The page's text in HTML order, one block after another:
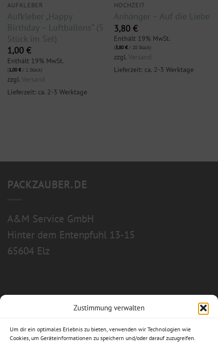
Zustimmung verwalten
Um dir ein optimales Erlebnis zu bieten, verwenden wir Technologien wie
Cookies, um Geräteinformationen zu speichern und/oder darauf zuzugreifen.
AUFKLEBER
Aufkleber „Happy
Birthday – Luftballons“ (5
Stück im Set)
1,00 €
Enthält 19% MwSt.
(1,00€/ 1 Stück)
zzgl. Versand
Lieferzeit: ca. 2-3 Werktage
HOCHZEIT
Anhänger – Auf die Liebe
3,80 €
Enthält 19% MwSt.
(3,80€/ 20 Stück)
zzgl. Versand
Lieferzeit: ca. 2-3 Werktage
PACKZAUBER.DE
A&M Service GmbH
Hinter dem Entenpfuhl 13-15
65604 Elz
Allgemeine Geschäftsbedingungen
Impressum